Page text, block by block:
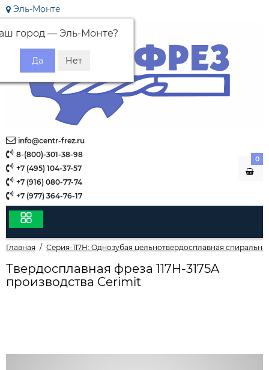
Эль-Монте
город — Эль-Монте?
info@centr-frez.ru
8-(800)-301-38-98
+7 (495) 104-37-57
+7 (916) 080-77-74
+7 (977) 364-76-17
0
Главная Серия-117H: Однозубая цельнотвердосплавная
Твердосплавная фреза 117H-3175A
производства Cerimit